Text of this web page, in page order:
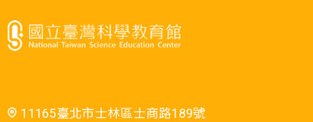
11165臺北市士林區士商路189號